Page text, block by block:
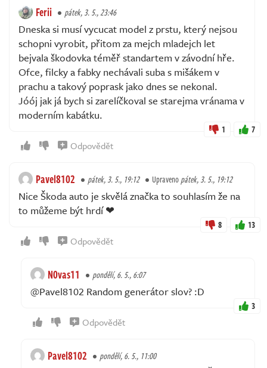
Ferii pátek, 3. 5., 23:46
Dneska si musí vycucat model z prstu, který nejsou
schopni vyrobit, přitom za mejch mladejch let
bejvala škodovka téměř standartem v závodní hře.
Ofce, filcky a fabky nechávali suba s mišákem v
prachu a takový poprask jako dnes se nekonal.
Jóój jak já bych si zarelíčkoval se starejma vránama v
moderním kabátku.
1 7
Odpovědět
Pavel8102 pátek, 3. 5., 19:12 Upravenopátek, 3. 5., 19:12
Nice Škoda auto je skvělá značka to souhlasím že na
to můžeme být hrdí ❤
8 13
Odpovědět
N0vas11 pondělí, 6. 5., 6:07
@Pavel8102 Random generátor slov? :D
3
Odpovědět
Pavel8102 pondělí, 6. 5., 11:00